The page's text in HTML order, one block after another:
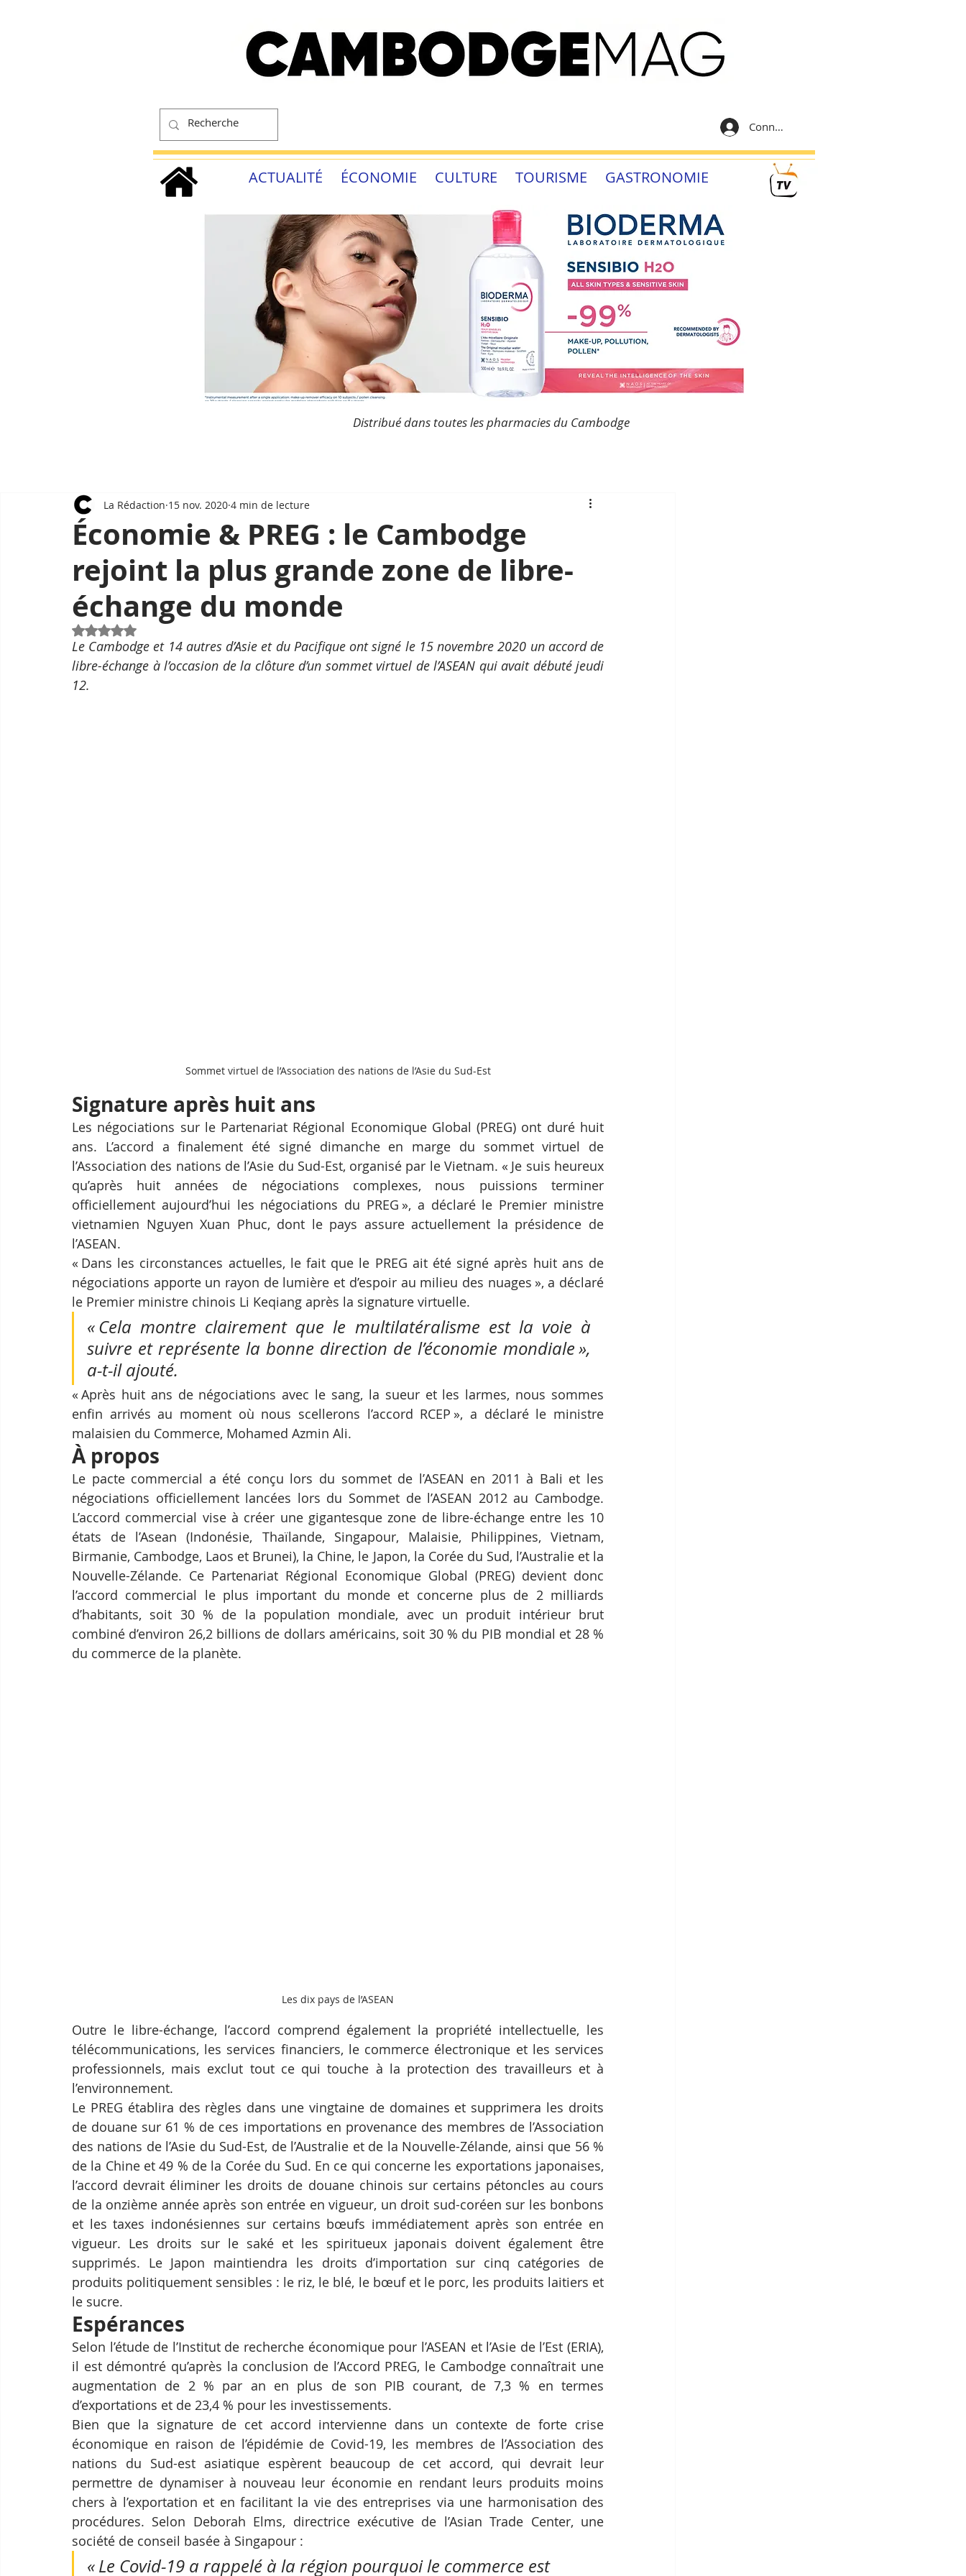
Connexion
ACTUALITÉ ÉCONOMIE CULTURE TOURISME GASTRONOMIE
Distribué dans toutes les pharmacies du Cambodge
Économie & PREG : le Cambodge
rejoint la plus grande zone de libre-
échange du monde
La Rédaction 15 nov. 2020 4 min de lecture
Noté NaN étoiles sur 5.
Le Cambodge et 14 autres d’Asie et du Pacifique ont signé le 15 novembre 2020 un accord de
libre-échange à l’occasion de la clôture d’un sommet virtuel de l’ASEAN qui avait débuté jeudi
12.
Sommet virtuel de l’Association des nations de l’Asie du Sud-Est
Signature après huit ans
Les négociations sur le Partenariat Régional Economique Global (PREG) ont duré huit
ans. L’accord a finalement été signé dimanche en marge du sommet virtuel de
l’Association des nations de l’Asie du Sud-Est, organisé par le Vietnam. « Je suis heureux
qu’après huit années de négociations complexes, nous puissions terminer
officiellement aujourd’hui les négociations du PREG », a déclaré le Premier ministre
vietnamien Nguyen Xuan Phuc, dont le pays assure actuellement la présidence de
l’ASEAN.
« Dans les circonstances actuelles, le fait que le PREG ait été signé après huit ans de
négociations apporte un rayon de lumière et d’espoir au milieu des nuages », a déclaré
le Premier ministre chinois Li Keqiang après la signature virtuelle.
« Cela montre clairement que le multilatéralisme est la voie à
suivre et représente la bonne direction de l’économie mondiale »,
a-t-il ajouté.
« Après huit ans de négociations avec le sang, la sueur et les larmes, nous sommes
enfin arrivés au moment où nous scellerons l’accord RCEP », a déclaré le ministre
malaisien du Commerce, Mohamed Azmin Ali.
À propos
Le pacte commercial a été conçu lors du sommet de l’ASEAN en 2011 à Bali et les
négociations officiellement lancées lors du Sommet de l’ASEAN 2012 au Cambodge.
L’accord commercial vise à créer une gigantesque zone de libre-échange entre les 10
états de l’Asean (Indonésie, Thaïlande, Singapour, Malaisie, Philippines, Vietnam,
Birmanie, Cambodge, Laos et Brunei), la Chine, le Japon, la Corée du Sud, l’Australie et la
Nouvelle-Zélande. Ce Partenariat Régional Economique Global (PREG) devient donc
l’accord commercial le plus important du monde et concerne plus de 2 milliards
d’habitants, soit 30 % de la population mondiale, avec un produit intérieur brut
combiné d’environ 26,2 billions de dollars américains, soit 30 % du PIB mondial et 28 %
du commerce de la planète.
Les dix pays de l’ASEAN
Outre le libre-échange, l’accord comprend également la propriété intellectuelle, les
télécommunications, les services financiers, le commerce électronique et les services
professionnels, mais exclut tout ce qui touche à la protection des travailleurs et à
l’environnement.
Le PREG établira des règles dans une vingtaine de domaines et supprimera les droits
de douane sur 61 % de ces importations en provenance des membres de l’Association
des nations de l’Asie du Sud-Est, de l’Australie et de la Nouvelle-Zélande, ainsi que 56 %
de la Chine et 49 % de la Corée du Sud. En ce qui concerne les exportations japonaises,
l’accord devrait éliminer les droits de douane chinois sur certains pétoncles au cours
de la onzième année après son entrée en vigueur, un droit sud-coréen sur les bonbons
et les taxes indonésiennes sur certains bœufs immédiatement après son entrée en
vigueur. Les droits sur le saké et les spiritueux japonais doivent également être
supprimés. Le Japon maintiendra les droits d’importation sur cinq catégories de
produits politiquement sensibles : le riz, le blé, le bœuf et le porc, les produits laitiers et
le sucre.
Espérances
Selon l’étude de l’Institut de recherche économique pour l’ASEAN et l’Asie de l’Est (ERIA),
il est démontré qu’après la conclusion de l’Accord PREG, le Cambodge connaîtrait une
augmentation de 2 % par an en plus de son PIB courant, de 7,3 % en termes
d’exportations et de 23,4 % pour les investissements.
Bien que la signature de cet accord intervienne dans un contexte de forte crise
économique en raison de l’épidémie de Covid-19, les membres de l’Association des
nations du Sud-est asiatique espèrent beaucoup de cet accord, qui devrait leur
permettre de dynamiser à nouveau leur économie en rendant leurs produits moins
chers à l’exportation et en facilitant la vie des entreprises via une harmonisation des
procédures. Selon Deborah Elms, directrice exécutive de l’Asian Trade Center, une
société de conseil basée à Singapour :
« Le Covid-19 a rappelé à la région pourquoi le commerce est